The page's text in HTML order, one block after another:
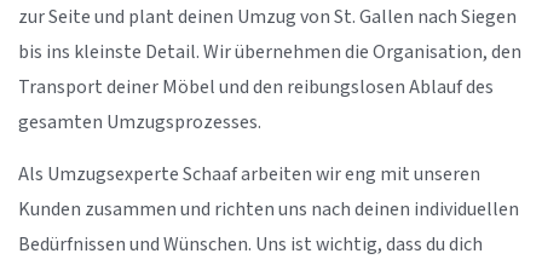
zur Seite und plant deinen Umzug von St. Gallen nach Siegen
bis ins kleinste Detail. Wir übernehmen die Organisation, den
Transport deiner Möbel und den reibungslosen Ablauf des
gesamten Umzugsprozesses.
Als Umzugsexperte Schaaf arbeiten wir eng mit unseren
Kunden zusammen und richten uns nach deinen individuellen
Bedürfnissen und Wünschen. Uns ist wichtig, dass du dich